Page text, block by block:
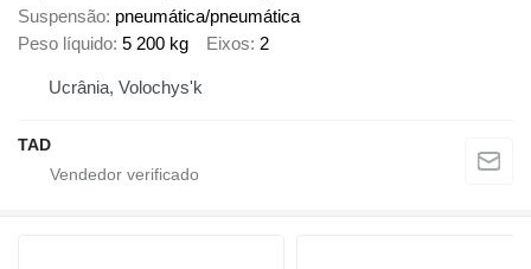
Suspensão pneumática/pneumática
Peso líquido 5 200 kg Eixos 2
Ucrânia, Volochys'k
TAD